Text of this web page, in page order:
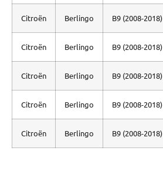
Citroën Berlingo B9 (2008-2018)
Citroën Berlingo B9 (2008-2018)
Citroën Berlingo B9 (2008-2018)
Citroën Berlingo B9 (2008-2018)
Citroën Berlingo B9 (2008-2018)